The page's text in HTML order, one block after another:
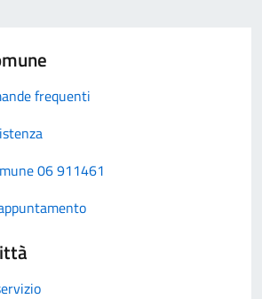
frequenti
06 911461